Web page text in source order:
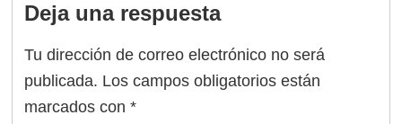
Deja una respuesta
Tu dirección de correo electrónico no será
publicada. Los campos obligatorios están
marcados con*